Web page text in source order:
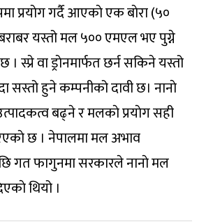
प्रयाेग गर्दै आएकाे एक बाेरा (५०
यस्तो मल ५०० एमएल भए पुग्ने
स्प्रे वा ड्राेनमार्फत छर्न सकिने यस्तो
सस्तो हुने कम्पनीको दावी छ। नानाे
बढ्ने र मलकाे प्रयाेग सही
छ । नेपालमा मल अभाव
गत फागुनमा सरकारले नानाे मल
थियो ।